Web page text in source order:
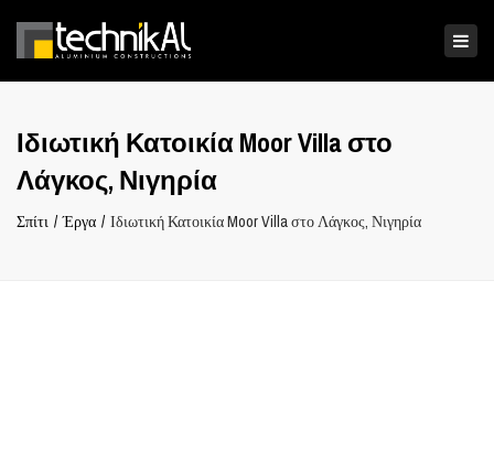
Ιδιωτική Κατοικία Moor Villa στο
Λάγκος, Νιγηρία
Σπίτι Έργα Ιδιωτική Κατοικία Moor Villa στο Λάγκος, Νιγηρία